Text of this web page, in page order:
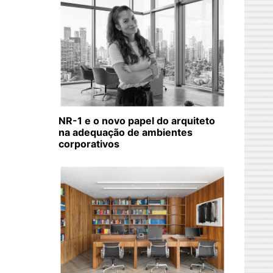
NR-1 e o novo papel do arquiteto
na adequação de ambientes
corporativos